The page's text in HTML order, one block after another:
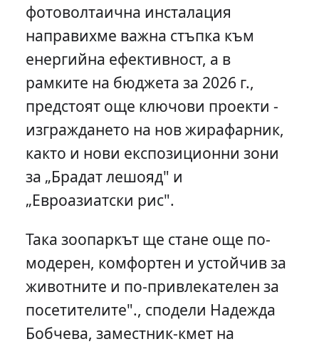
фотоволтаична инсталация
направихме важна стъпка към
енергийна ефективност, а в
рамките на бюджета за 2026 г.,
предстоят още ключови проекти -
изграждането на нов жирафарник,
както и нови експозиционни зони
за „Брадат лешояд" и
„Евроазиатски рис".
Така зоопаркът ще стане още по-
модерен, комфортен и устойчив за
животните и по-привлекателен за
посетителите"., сподели Надежда
Бобчева, заместник-кмет на